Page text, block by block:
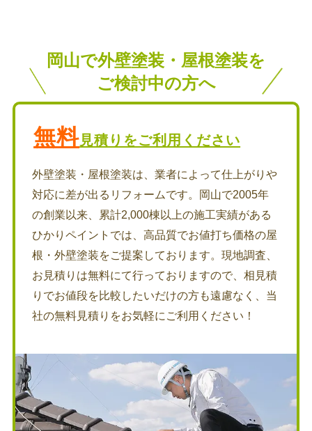
岡山で外壁塗装・屋根塗装を
ご検討中の方へ
無料見積りをご利用ください
外壁塗装・屋根塗装は、業者によって仕上がりや
対応に差が出るリフォームです。岡山で2005年
の創業以来、累計2,000棟以上の施工実績がある
ひかりペイントでは、高品質でお値打ち価格の屋
根・外壁塗装をご提案しております。現地調査、
お見積りは無料にて行っておりますので、相見積
りでお値段を比較したいだけの方も遠慮なく、当
社の無料見積りをお気軽にご利用ください！